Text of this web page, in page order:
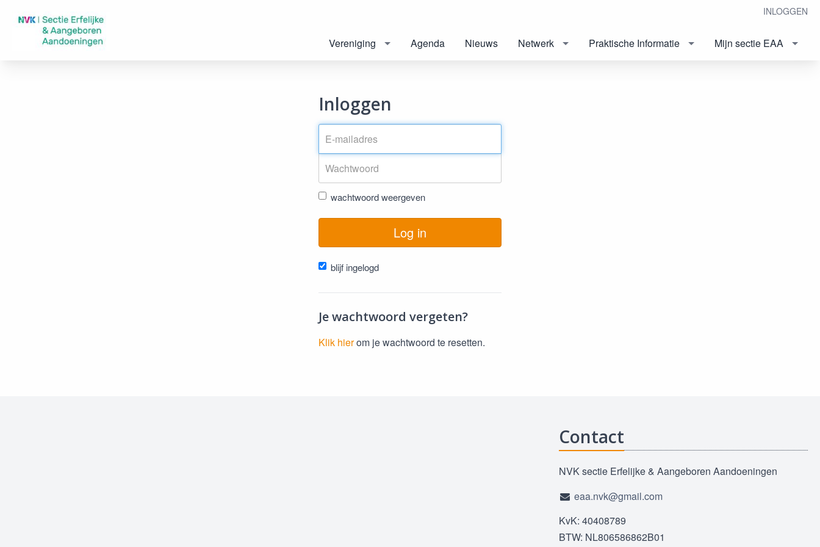
INLOGGEN
Vereniging Agenda Nieuws Netwerk Praktische Informatie Mijn sectie EAA
Inloggen
wachtwoord weergeven
Log in
blijf ingelogd
Je wachtwoord vergeten?
Klik hierom je wachtwoord te resetten.
Contact
NVK sectie Erfelijke & Aangeboren Aandoeningen
eaa.nvk@gmail.com
KvK: 40408789
BTW: NL806586862B01